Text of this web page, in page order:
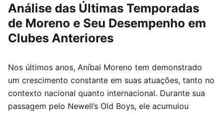
Análise das Últimas Temporadas
de Moreno e Seu Desempenho em
Clubes Anteriores
Nos últimos anos, Aníbal Moreno tem demonstrado
um crescimento constante em suas atuações, tanto no
contexto nacional quanto internacional. Durante sua
passagem pelo Newell’s Old Boys, ele acumulou